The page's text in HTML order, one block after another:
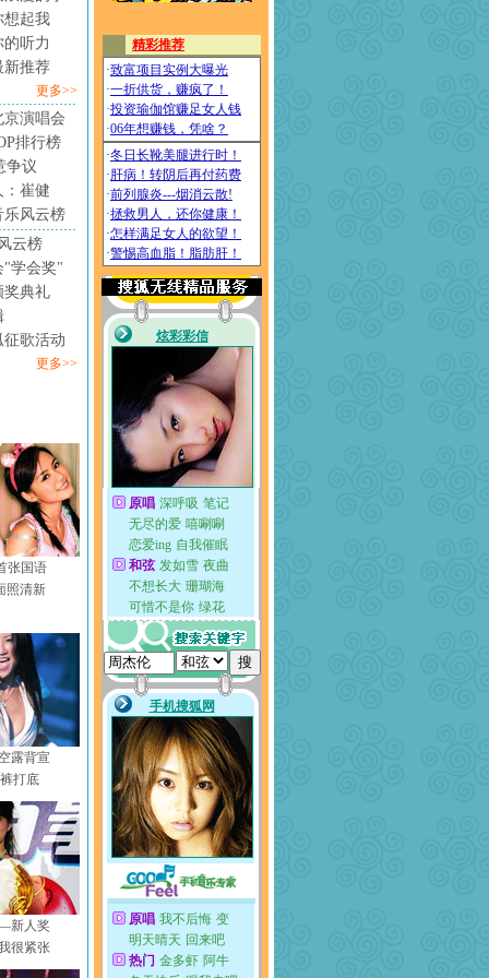
想起我
听力
新推荐
更多>>
演唱会
排行榜
争议
：崔健
乐风云榜
云榜
"学会奖"
奖典礼
歌活动
更多>>
张国语
照清新
露背宣
打底
新人奖
很紧张